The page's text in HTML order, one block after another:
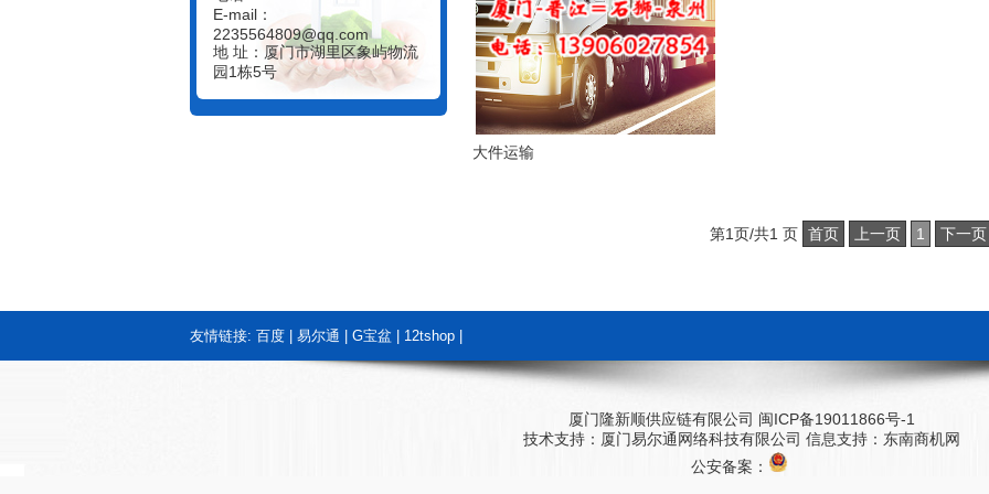
E-mail：
2235564809@qq.com
地 址：厦门市湖里区象屿物流
园1栋5号
大件运输
第1页/共1 页 首页 上一页 1 下一页
友情链接: 百度 | 易尔通 | G宝盆 | 12tshop |
厦门隆新顺供应链有限公司 闽ICP备19011866号-1
技术支持： 厦门易尔通网络科技有限公司 信息支持： 东南商机网
公安备案：